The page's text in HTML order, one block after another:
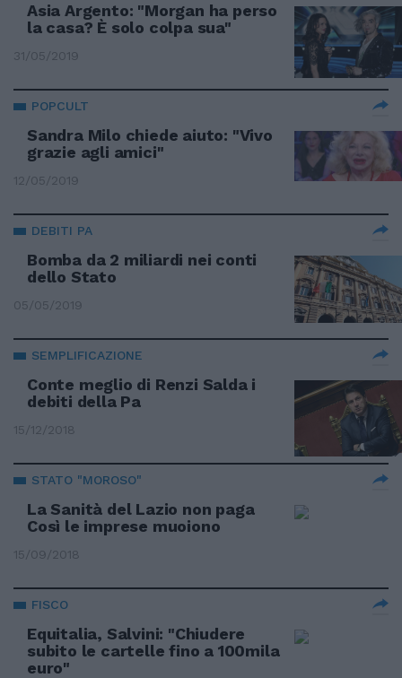
Asia Argento: "Morgan ha perso
la casa? È solo colpa sua"
31/05/2019
POPCULT
Sandra Milo chiede aiuto: "Vivo
grazie agli amici"
12/05/2019
DEBITI PA
Bomba da 2 miliardi nei conti
dello Stato
05/05/2019
SEMPLIFICAZIONE
Conte meglio di Renzi Salda i
debiti della Pa
15/12/2018
STATO "MOROSO"
La Sanità del Lazio non paga
Così le imprese muoiono
15/09/2018
FISCO
Equitalia, Salvini: "Chiudere
subito le cartelle fino a 100mila
euro"